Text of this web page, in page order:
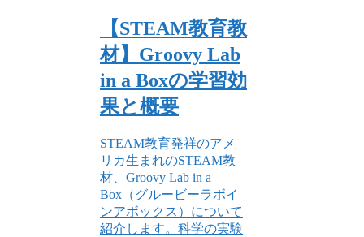
【STEAM教育教
材】Groovy Lab
in a Boxの学習効
果と概要
STEAM教育発祥のアメ
リカ生まれのSTEAM教
材、Groovy Lab in a
Box（グルービーラボイ
ンアボックス）について
紹介します。科学の実験